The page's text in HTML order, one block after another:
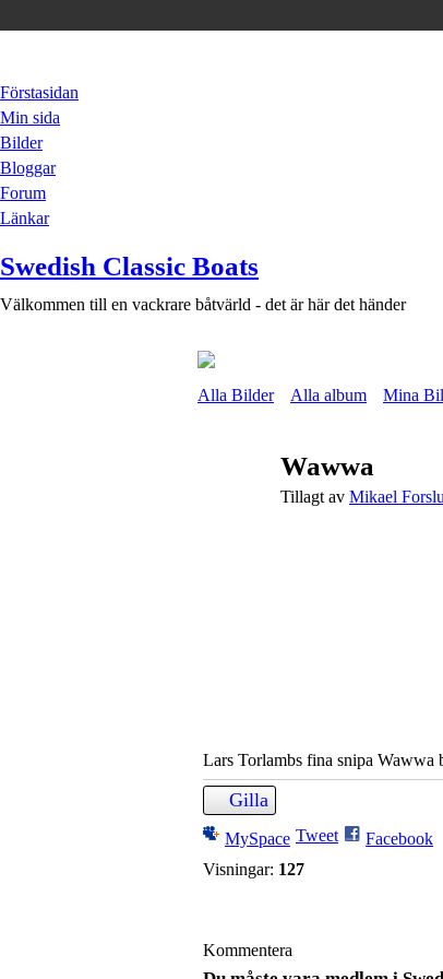
Förstasidan
Min sida
Bilder
Bloggar
Forum
Länkar
Swedish Classic Boats
Välkommen till en vackrare båtvärld - det är här det händer
Alla Bilder Alla album Mina
Wawwa
Tillagt av Mikael
Lars Torlambs fina snipa Wawwa
Gilla
MySpace Tweet
Facebook
Visningar: 127
Kommentera